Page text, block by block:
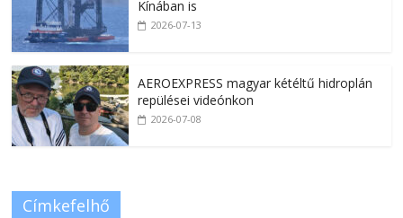
Kínában is
2026-07-13
AEROEXPRESS magyar kétéltű hidroplán
repülései videónkon
2026-07-08
Címkefelhő